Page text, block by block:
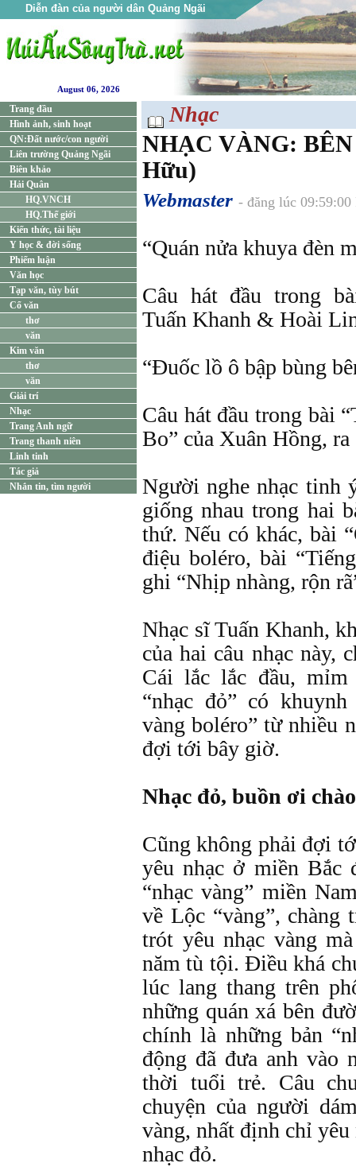
Diễn đàn của người dân Quảng Ngãi
August 06, 2026
Trang đầu
Hình ảnh, sinh hoạt
QN:Đất nước/con người
Liên trường Quảng Ngãi
Biên khảo
Hải Quân
HQ.VNCH
HQ.Thế giới
Kiến thức, tài liệu
Y học & đời sống
Phiếm luận
Văn học
Tạp văn, tùy bút
Cổ văn
thơ
văn
Kim văn
thơ
văn
Giải trí
Nhạc
Trang Anh ngữ
Trang thanh niên
Linh tinh
Tác giả
Nhắn tin, tìm người
Nhạc
NHẠC VÀNG:
Hữu)
Webmaster - đăng lúc
“Quán nửa khuya đèn
Câu hát đầu trong
Tuấn Khanh & Hoài
“Đuốc lồ ô bập bùng
Câu hát đầu trong bài
Bo” của Xuân Hồng,
Người nghe nhạc tinh
giống nhau trong hai
thứ. Nếu có khác, bài
điệu boléro, bài
ghi “Nhịp nhàng, rộn
Nhạc sĩ Tuấn Khanh,
của hai câu nhạc này,
Cái lắc lắc đầu,
“nhạc đỏ” có
vàng boléro” từ nhiều
đợi tới bây giờ.
Nhạc đỏ, buồn ơi
Cũng không phải đợi
yêu nhạc ở miền Bắc
“nhạc vàng” miền
về Lộc “vàng”,
trót yêu nhạc vàng
năm tù tội. Điều khá
lúc lang thang trên
những quán xá bên
chính là những bản
động đã đưa anh vào
thời tuổi trẻ. Câu
chuyện của người
vàng, nhất định chỉ
nhạc đỏ.